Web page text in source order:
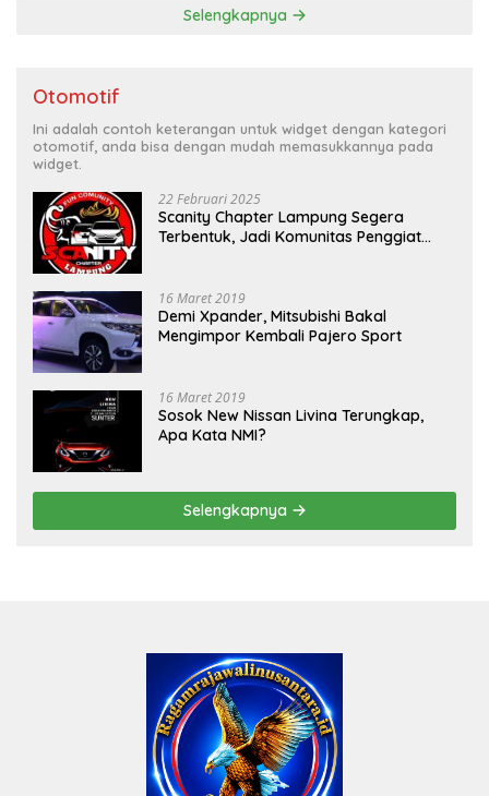
Selengkapnya
Otomotif
Ini adalah contoh keterangan untuk widget dengan kategori
otomotif, anda bisa dengan mudah memasukkannya pada
widget.
22 Februari 2025
Scanity Chapter Lampung Segera
Terbentuk, Jadi Komunitas Penggiat
16 Maret 2019
Demi Xpander, Mitsubishi Bakal
Mengimpor Kembali Pajero Sport
16 Maret 2019
Sosok New Nissan Livina Terungkap,
Apa Kata NMI?
Selengkapnya